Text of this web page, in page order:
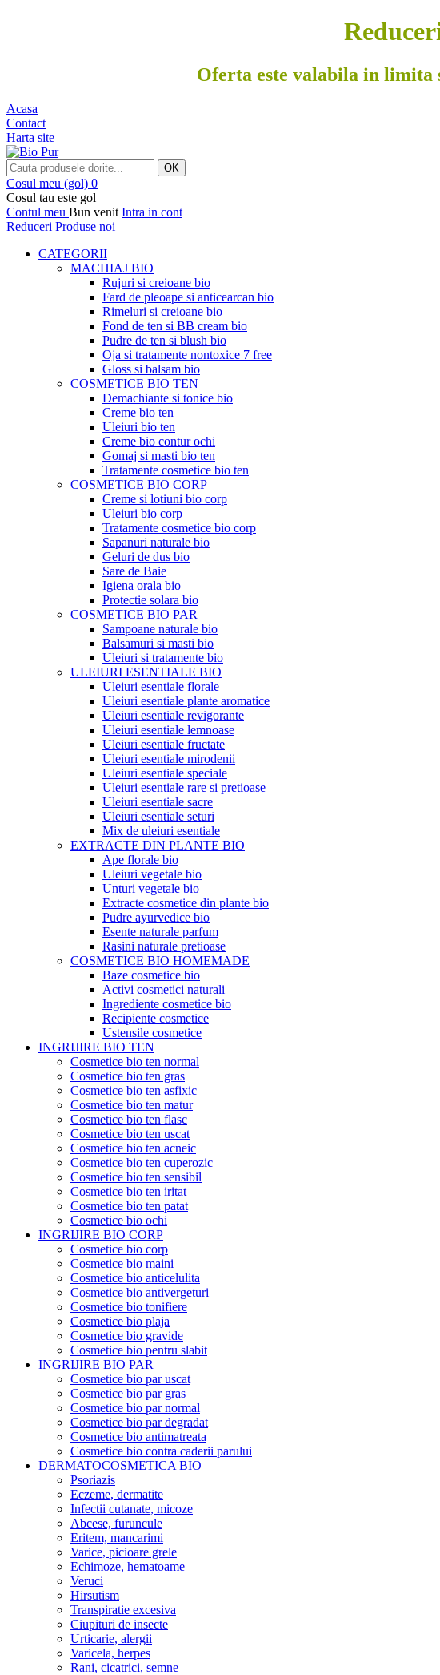
Oferta este valabila in limita
Acasa
Contact
Harta site
OK
Cosul meu (gol) 0
Cosul tau este gol
Contul meu Bun venit Intra in cont
Reduceri Produse noi
CATEGORII
MACHIAJ BIO
Rujuri si creioane bio
Fard de pleoape si anticearcan bio
Rimeluri si creioane bio
Fond de ten si BB cream bio
Pudre de ten si blush bio
Oja si tratamente nontoxice 7 free
Gloss si balsam bio
COSMETICE BIO TEN
Demachiante si tonice bio
Creme bio ten
Uleiuri bio ten
Creme bio contur ochi
Gomaj si masti bio ten
Tratamente cosmetice bio ten
COSMETICE BIO CORP
Creme si lotiuni bio corp
Uleiuri bio corp
Tratamente cosmetice bio corp
Sapanuri naturale bio
Geluri de dus bio
Sare de Baie
Igiena orala bio
Protectie solara bio
COSMETICE BIO PAR
Sampoane naturale bio
Balsamuri si masti bio
Uleiuri si tratamente bio
ULEIURI ESENTIALE BIO
Uleiuri esentiale florale
Uleiuri esentiale plante aromatice
Uleiuri esentiale revigorante
Uleiuri esentiale lemnoase
Uleiuri esentiale fructate
Uleiuri esentiale mirodenii
Uleiuri esentiale speciale
Uleiuri esentiale rare si pretioase
Uleiuri esentiale sacre
Uleiuri esentiale seturi
Mix de uleiuri esentiale
EXTRACTE DIN PLANTE BIO
Ape florale bio
Uleiuri vegetale bio
Unturi vegetale bio
Extracte cosmetice din plante bio
Pudre ayurvedice bio
Esente naturale parfum
Rasini naturale pretioase
COSMETICE BIO HOMEMADE
Baze cosmetice bio
Activi cosmetici naturali
Ingrediente cosmetice bio
Recipiente cosmetice
Ustensile cosmetice
INGRIJIRE BIO TEN
Cosmetice bio ten normal
Cosmetice bio ten gras
Cosmetice bio ten asfixic
Cosmetice bio ten matur
Cosmetice bio ten flasc
Cosmetice bio ten uscat
Cosmetice bio ten acneic
Cosmetice bio ten cuperozic
Cosmetice bio ten sensibil
Cosmetice bio ten iritat
Cosmetice bio ten patat
Cosmetice bio ochi
INGRIJIRE BIO CORP
Cosmetice bio corp
Cosmetice bio maini
Cosmetice bio anticelulita
Cosmetice bio antivergeturi
Cosmetice bio tonifiere
Cosmetice bio plaja
Cosmetice bio gravide
Cosmetice bio pentru slabit
INGRIJIRE BIO PAR
Cosmetice bio par uscat
Cosmetice bio par gras
Cosmetice bio par normal
Cosmetice bio par degradat
Cosmetice bio antimatreata
Cosmetice bio contra caderii parului
DERMATOCOSMETICA BIO
Psoriazis
Eczeme, dermatite
Infectii cutanate, micoze
Abcese, furuncule
Eritem, mancarimi
Varice, picioare grele
Echimoze, hematoame
Veruci
Hirsutism
Transpiratie excesiva
Ciupituri de insecte
Urticarie, alergii
Varicela, herpes
Rani, cicatrici, semne